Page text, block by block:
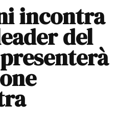
incontra
del